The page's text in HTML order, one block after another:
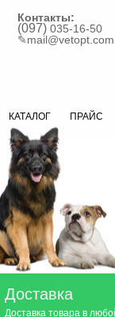
Контакты:
(097) 035-16-50
✎mail@vetopt.com
КАТАЛОГ ПРАЙС
Доставка
Доставка товара в